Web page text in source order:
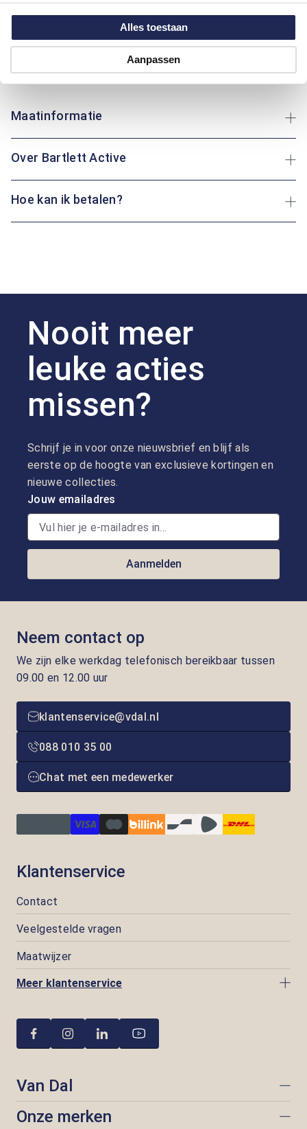
Alles toestaan
Aanpassen
effen ontwerp dat veelzijdig en modern is. Het hoogwaardige
polyester materiaal zorgt voor duurzaamheid en is makkelijk
in onderhoud. Met vijf handige zakken heb je voldoende ruimte
voor je persoonlijke spullen. Of je nu boodschappen doet of
een wandeling maakt: deze broek is altijd een praktische
Maatinformatie
Over Bartlett Active
Hoe kan ik betalen?
Nooit meer
leuke acties
missen?
Schrijf je in voor onze nieuwsbrief en blijf als
eerste op de hoogte van exclusieve kortingen en
nieuwe collecties.
Jouw emailadres
Aanmelden
Neem contact op
We zijn elke werkdag telefonisch bereikbaar tussen
09.00 en 12.00 uur
klantenservice@vdal.nl
088 010 35 00
Chat met een medewerker
Klantenservice
Contact
Veelgestelde vragen
Maatwijzer
Meer klantenservice
Van Dal
Onze merken